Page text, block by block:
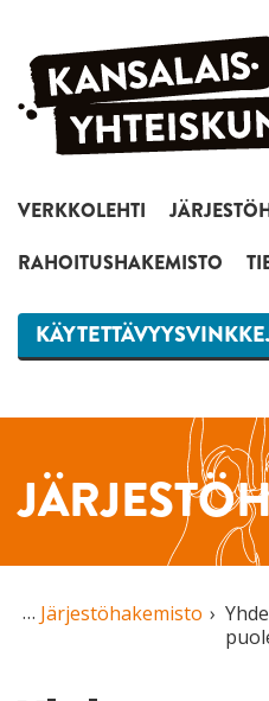
Siirry sisältöön
VERKKOLEHTI
RAHOITUSHAKEMISTO
Järjestöhakemisto